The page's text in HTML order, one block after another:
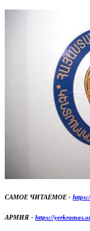
САМОЕ ЧИТАЕМОЕ -
АРМИЯ - https://